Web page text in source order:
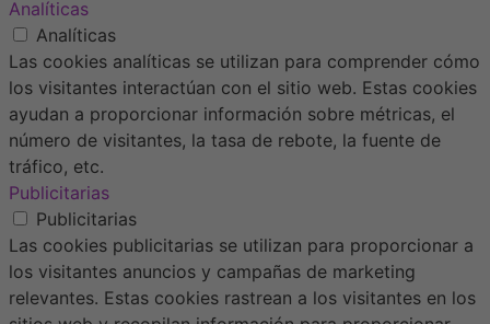
Analíticas
Analíticas
Las cookies analíticas se utilizan para comprender cómo
los visitantes interactúan con el sitio web. Estas cookies
ayudan a proporcionar información sobre métricas, el
número de visitantes, la tasa de rebote, la fuente de
tráfico, etc.
Publicitarias
Publicitarias
Las cookies publicitarias se utilizan para proporcionar a
los visitantes anuncios y campañas de marketing
relevantes. Estas cookies rastrean a los visitantes en los